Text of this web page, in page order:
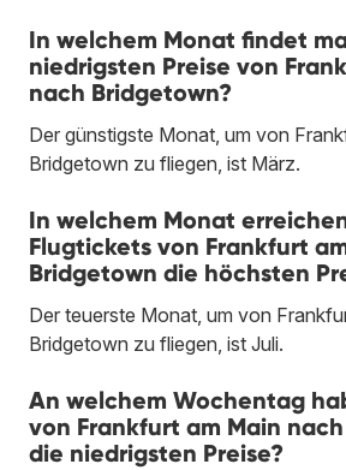
In welchem Monat findet
niedrigsten Preise von
nach Bridgetown?
Der günstigste Monat, um von
Bridgetown zu fliegen, ist März.
In welchem Monat
Flugtickets von Frankfurt
Bridgetown die höchsten
Der teuerste Monat, um von
Bridgetown zu fliegen, ist Juli.
An welchem Wochentag
von Frankfurt am Main
die niedrigsten Preise?